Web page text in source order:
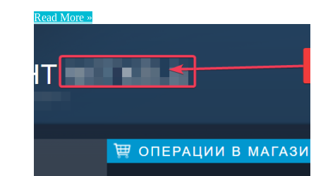
Read More »